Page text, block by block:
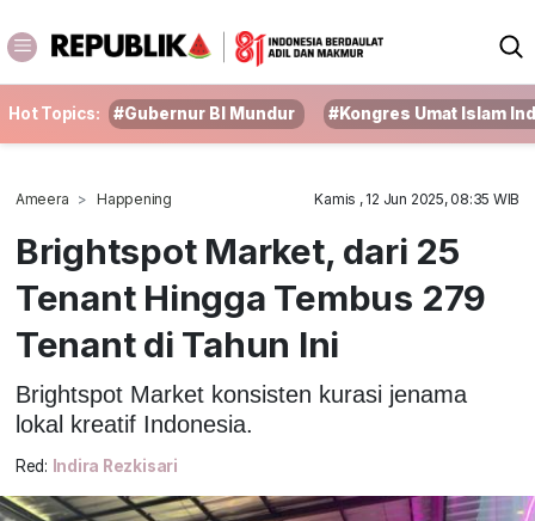
Hot Topics: #Gubernur BI Mundur #Kongres Umat Islam
Ameera Happening Kamis , 12 Jun 2025, 08:35 WIB
Brightspot Market, dari 25
Tenant Hingga Tembus 279
Tenant di Tahun Ini
Brightspot Market konsisten kurasi jenama
lokal kreatif Indonesia.
Red: Indira Rezkisari